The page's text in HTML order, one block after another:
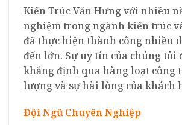
Kiến Trúc Văn Hưng với nhiều
nghiệm trong ngành kiến trúc
đã thực hiện thành công nhiều
đến lớn. Sự uy tín của chúng tôi
khẳng định qua hàng loạt công
lượng và sự hài lòng của khách
Đội Ngũ Chuyên Nghiệp